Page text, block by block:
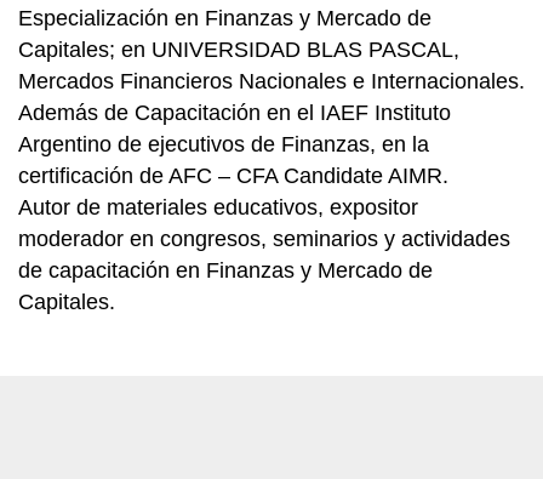
Especialización en Finanzas y Mercado de
Capitales; en UNIVERSIDAD BLAS PASCAL,
Mercados Financieros Nacionales e Internacionales.
Además de Capacitación en el IAEF Instituto
Argentino de ejecutivos de Finanzas, en la
certificación de AFC – CFA Candidate AIMR.
Autor de materiales educativos, expositor
moderador en congresos, seminarios y actividades
de capacitación en Finanzas y Mercado de
Capitales.